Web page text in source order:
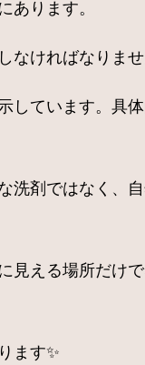
あります。
なければなりませ
ています。具
洗剤ではなく、
える場所だけ
ます✨